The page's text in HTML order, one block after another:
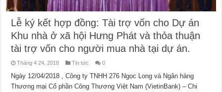
Lễ ký kết hợp đồng: Tài trợ vốn cho Dự án
Khu nhà ở xã hội Hưng Phát và thỏa thuận
tài trợ vốn cho người mua nhà tại dự án.
Tháng 4 24, 2018 Tin tức 0
Ngày 12/04/2018 , Công ty TNHH 276 Ngọc Long và Ngân hàng
Thương mại Cổ phần Công Thương Việt Nam (VietinBank) – Chi